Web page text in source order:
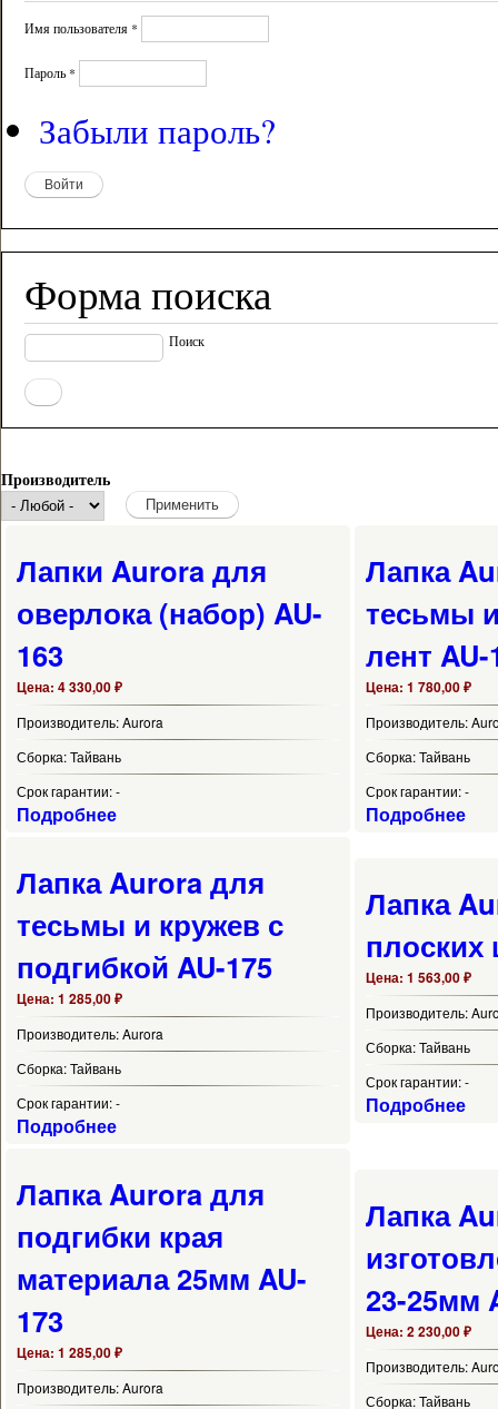
Имя пользователя *
Пароль *
Забыли пароль?
Форма поиска
Поиск
Производитель
Лапки Aurora для
оверлока (набор) AU-
163
Цена: 4 330,00 ₽
Производитель:Aurora
Сборка:Тайвань
Срок гарантии:-
Подробнее
Лапка
тесьмы
лент AU-
Цена: 1 780,00 ₽
Производитель:
Сборка:Тайвань
Срок гарантии:-
Подробнее
Лапка Aurora для
тесьмы и кружев с
подгибкой AU-175
Цена: 1 285,00 ₽
Производитель:Aurora
Сборка:Тайвань
Срок гарантии:-
Подробнее
Лапка
плоских
Цена: 1 563,00 ₽
Производитель:
Сборка:Тайвань
Срок гарантии:-
Подробнее
Лапка Aurora для
подгибки края
материала 25мм AU-
173
Цена: 1 285,00 ₽
Производитель:Aurora
Лапка
23-25мм
Цена: 2 230,00 ₽
Производитель:
Сборка:Тайвань